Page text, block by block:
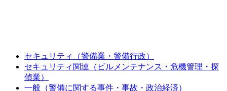
セキュリティ
（警備業・警備行政）
セキュリティ関連 （ビルメンテナンス・危機管理・探
偵業）
一般 （警備に関する事件・事故・政治経済）